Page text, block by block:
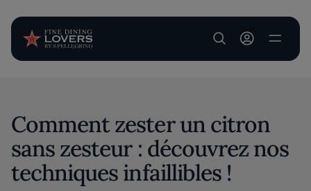
User account
Comment zester un citron
sans zesteur : découvrez nos
techniques infaillibles !